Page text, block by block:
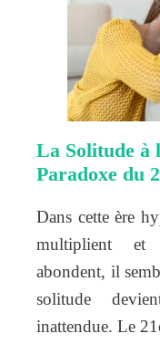
La Solitude à
Paradoxe du
Dans cette ère
multiplient et
abondent, il
solitude
inattendue. Le